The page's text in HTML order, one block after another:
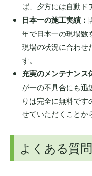
ば、夕方には自動ド
日本一の施工実績：
年で日本一の現場数
現場の状況に合わせ
す。
充実のメンテナンス
が一の不具合にも迅
りは完全に無料で
せていただくことか
よくある質問